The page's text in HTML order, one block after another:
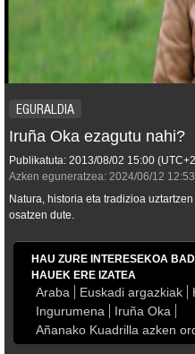
EGURALDIA
Iruña Oka ezagutu nahi?
Publikatuta: 2013/08/02 15:00
Azken eguneratzea: 2024/06/12 12:53
Natura, historia eta tradizioa
osatzen dute.
HAU ZURE INTERESEKOA
HAUEK ERE IZATEA
Araba Euskadi argazkiak
Ingurumena
Iruña Oka
Añanako Kuadrilla azken